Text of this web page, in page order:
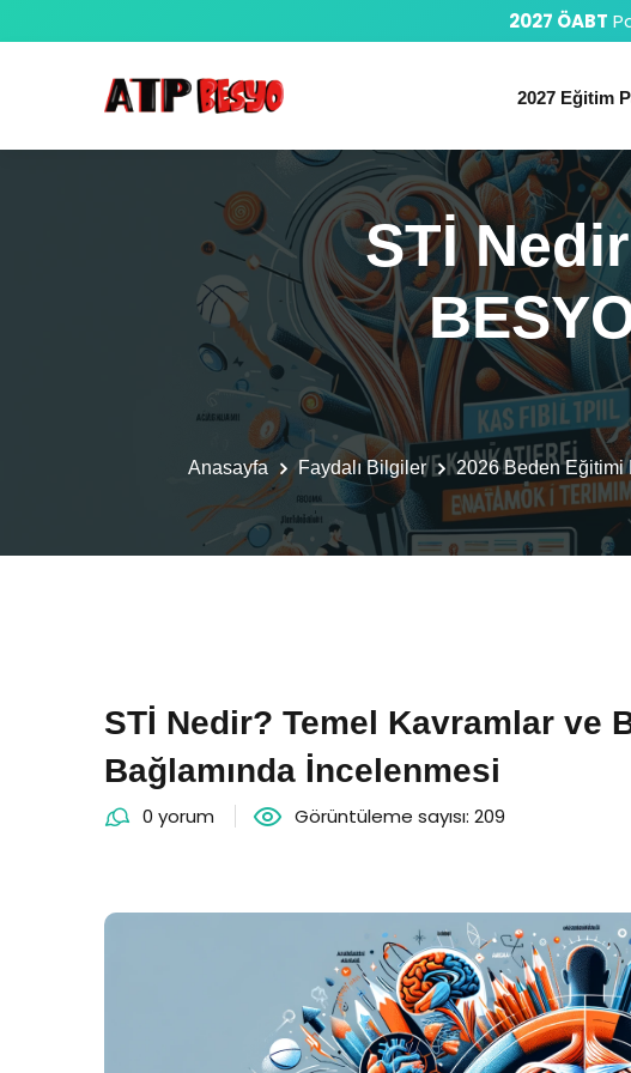
2027 ÖABT
2027 Eğitim
STİ
Anasayfa Faydalı Bilgiler 2026 Beden Eğitimi
STİ Nedir? Temel Kavramlar ve
Bağlamında İncelenmesi
0 yorum Görüntüleme sayısı: 209